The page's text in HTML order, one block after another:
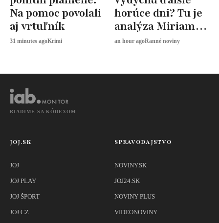
Na pomoc povolali
aj vrtuľník
31 minutes agoKrimi
horúce dni? Tu je
analýza Miriam
JAROŠOVEJ
an hour agoRanné noviny
RIADIME SA KÓDEXOM
JOJ.SK
JOJ
JOJ PLAY
JOJ ŠPORT
JOJ CZ
SPRAVODAJSTVO
NOVINY.SK
JOJ24.SK
NOVINY PLUS
VIDEONOVINY